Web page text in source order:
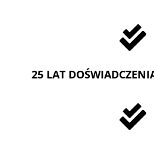

25 LAT
